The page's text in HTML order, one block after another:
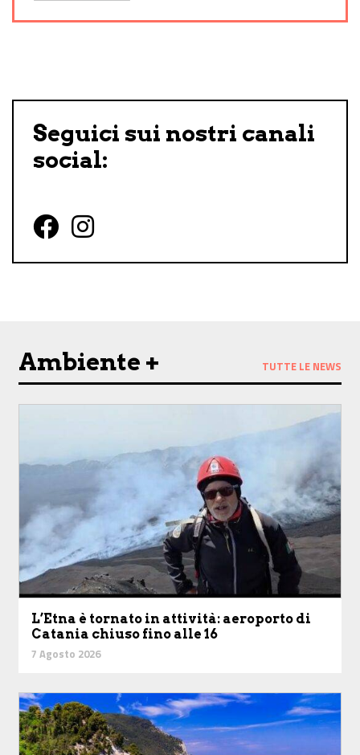
Seguici sui nostri canali
social:
Follow us on Facebook
Follow us on Instagram
Ambiente + TUTTE LE NEWS
L’Etna è tornato in attività: aeroporto di
Catania chiuso fino alle 16
7 Agosto 2026